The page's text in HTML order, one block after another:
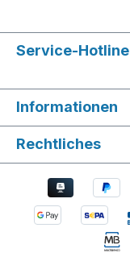
Service-Hotline
Informationen
Rechtliches